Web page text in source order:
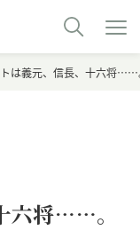
は義元、信長、十六将……
六将……。